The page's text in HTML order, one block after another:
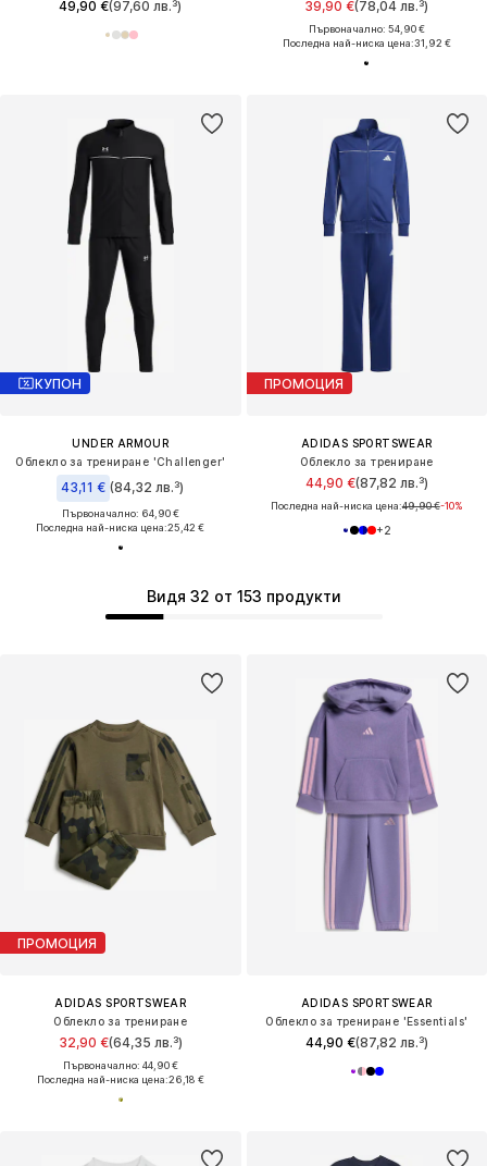
49,90 €(97,60 лв.³) 39,90 €(78,04 лв.³)
Първоначално: 54,90 €
Последна най-ниска цена:31,92 €
КУПОН
UNDER ARMOUR
Облекло за трениране 'Challenger'
43,11 € (84,32 лв.³)
Първоначално: 64,90 €
Последна най-ниска цена:25,42 €
ПРОМОЦИЯ
ADIDAS SPORTSWEAR
Облекло за трениране
44,90 €(87,82 лв.³)
Последна най-ниска цена:49,90 €-10%
+2
ПРОМОЦИЯ
ADIDAS SPORTSWEAR
Облекло за трениране
32,90 €(64,35 лв.³)
Първоначално: 44,90 €
Последна най-ниска цена:26,18 €
Видя 32 от 153 продукти
ADIDAS SPORTSWEAR
Облекло за трениране 'Essentials'
44,90 €(87,82 лв.³)